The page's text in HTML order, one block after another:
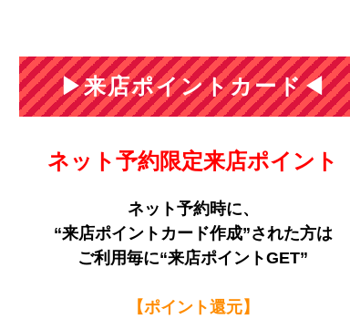
▶来店ポイントカード◀
ネット予約限定来店ポイント
ネット予約時に、
“来店ポイントカード作成”された方は
ご利用毎に“来店ポイントGET”
【ポイント還元】